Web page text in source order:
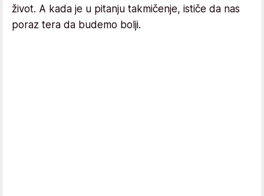
život. A kada je u pitanju takmičenje, ističe da nas
poraz tera da budemo bolji.